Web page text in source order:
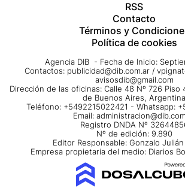
RSS
Contacto
Términos y
Política de cookies
Agencia DIB - Fecha de Inicio:
Contactos: publicidad@dib.com.ar /
avisosdib@gmail.com
Dirección de las oficinas: Calle 48 Nº 726 Piso
de Buenos Aires, Argentina
Teléfono: +5492215022421 - Whatsapp:
Email:
Registro DNDA Nº
Nº de edición: 9.890
Editor Responsable: Gonzalo
Empresa propietaria del medio: Diarios